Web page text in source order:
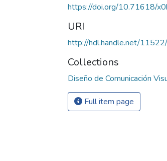
https://doi.org/10.71618/
URI
http://hdl.handle.net/
Collections
Diseño de Comunicación
Full item page